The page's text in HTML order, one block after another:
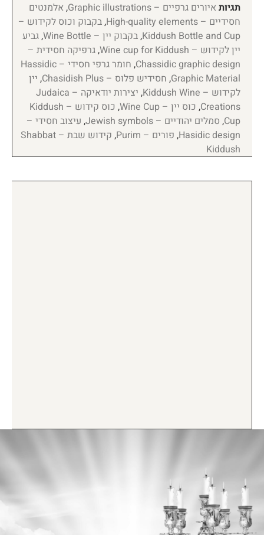
תגיות איורים גרפיים – Graphic illustrations , אלמנטים
חסידיים – High-quality elements
,בקבוק וכוס לקידוש –
Kiddush Bottle and Cup
,בקבוק יין – Wine Bottle ,גביע
יין לקידוש – Wine cup for Kiddush
,גרפיקה חסידית –
Chassidic graphic design
,
חומר גרפי חסידי – Hassidic
Graphic Material
, חסידיש פלוס – Chasidish Plus , יין
לקידוש – Kiddush Wine
,
יצירות יודאיקה – Judaica
Creations
, כוס יין – Wine Cup ,
כוס קידוש – Kiddush
Cup
, סמלים יהודיים – Jewish symbols , עיצוב חסידי –
Hasidic design
, פורים – Purim ,
קידוש שבת – Shabbat
Kiddush